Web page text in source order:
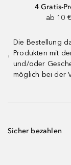
4 Gratis-
ab 10 €
¹
Die Bestellung
Produkten mit
und/oder
möglich bei der
Sicher bezahlen